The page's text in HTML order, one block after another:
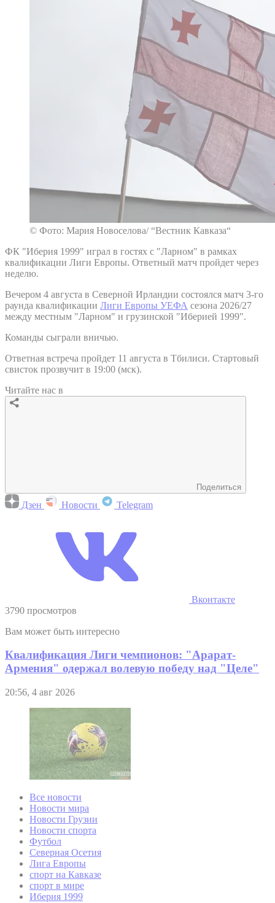
© Фото: Мария Новоселова/ “Вестник Кавказа“
ФК "Иберия 1999" играл в гостях с "Ларном" в рамках
квалификации Лиги Европы. Ответный матч пройдет через
неделю.
Вечером 4 августа в Северной Ирландии состоялся матч 3-го
раунда квалификации Лиги Европы УЕФА сезона 2026/27
между местным "Ларном" и грузинской "Иберией 1999".
Команды сыграли вничью.
Ответная встреча пройдет 11 августа в Тбилиси. Стартовый
свисток прозвучит в 19:00 (мск).
Читайте нас в
Поделиться
Дзен Новости Telegram
Вконтакте
3790 просмотров
Вам может быть интересно
Квалификация Лиги чемпионов: "Арарат-
Армения" одержал волевую победу над "Целе"
20:56, 4 авг 2026
Все новости
Новости мира
Новости Грузии
Новости спорта
Футбол
Северная Осетия
Лига Европы
спорт на Кавказе
спорт в мире
Иберия 1999